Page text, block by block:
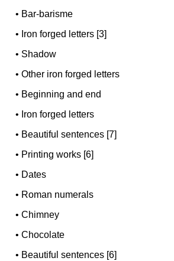
• Bar-barisme
• Iron forged letters [3]
• Shadow
•Other iron forged letters
• Beginning and end
• Iron forged letters
• Beautiful sentences [7]
• Printing works [6]
• Dates
• Roman numerals
•Chimney
•Chocolate
• Beautiful sentences [6]